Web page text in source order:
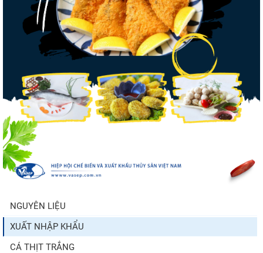
Nguồn cung giảm, giá cá rô phi Trung
Quốc tiếp tục tăng
Nhập khẩu tôm của Mỹ phục hồi trong
tháng 5/2026
Trung Quốc tăng mạnh nhập khẩu mực,
trong khi nguồn cung...
NGUYÊN LIỆU
XUẤT NHẬP KHẨU
CÁ THỊT TRẮNG